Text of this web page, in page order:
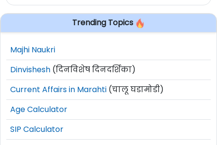
Trending Topics
Majhi Naukri
Dinvishesh (दिनविशेष दिनदर्शिका)
Current Affairs in Marahti (चालू घडामोडी)
Age Calculator
SIP Calculator